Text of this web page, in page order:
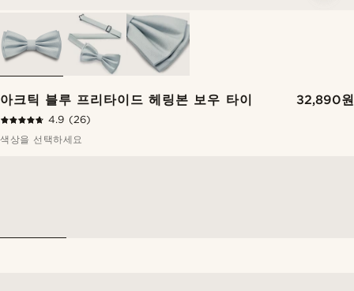
아크틱 블루 프리타이드 헤링본 보우 타이 32,890원
4.9 (26)
색상을 선택하세요